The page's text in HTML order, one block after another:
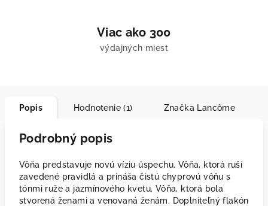
Viac ako 300
výdajných miest
Popis Hodnotenie (1) Značka Lancôme
Podrobný popis
Vôňa predstavuje novú víziu úspechu. Vôňa, ktorá ruší
zavedené pravidlá a prináša čistú chyprovú vôňu s
tónmi ruže a jazmínového kvetu. Vôňa, ktorá bola
stvorená ženami a venovaná ženám. Doplniteľný flakón